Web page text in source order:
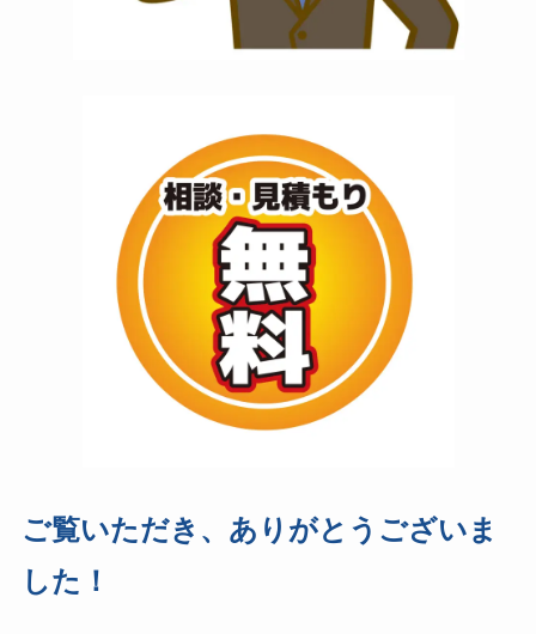
ご覧いただき、ありがとうございま
した！